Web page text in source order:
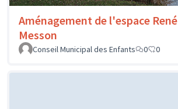
Aménagement de l'espace René
Messon
Conseil Municipal des Enfants
0 0